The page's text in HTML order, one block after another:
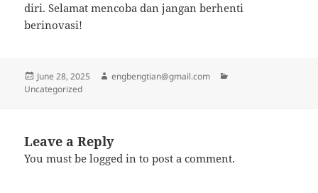
diri. Selamat mencoba dan jangan berhenti
berinovasi!
Posted
on
June 28, 2025 Author
engbengtian@gmail.com
Uncategorized
Leave a Reply
You must belogged in to post a comment.